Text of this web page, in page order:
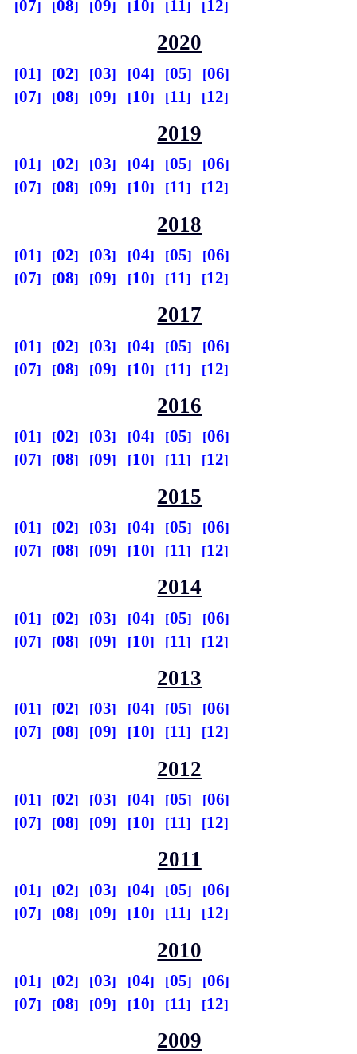
07 08 09 10 11 12
2020
01 02 03 04 05
06
07
08 09 10 11 12
2019
01 02 03 04 05
06
07
08 09 10 11 12
2018
01 02 03 04 05
06
07
08 09 10 11 12
2017
01 02 03 04 05
06
07
08 09 10 11 12
2016
01 02 03 04 05
06
07
08 09 10 11 12
2015
01 02 03 04 05
06
07
08 09 10 11 12
2014
01 02 03 04 05
06
07
08 09 10 11 12
2013
01 02 03 04 05
06
07
08 09 10 11 12
2012
01 02 03 04 05
06
07
08 09 10 11 12
2011
01 02 03 04 05
06
07
08 09 10 11 12
2010
01 02 03 04 05
06
07
08 09 10 11 12
2009